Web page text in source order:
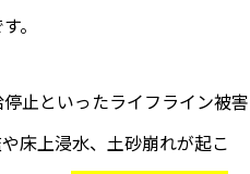
。
止といったライフライン被害
床上浸水、土砂崩れが起こ